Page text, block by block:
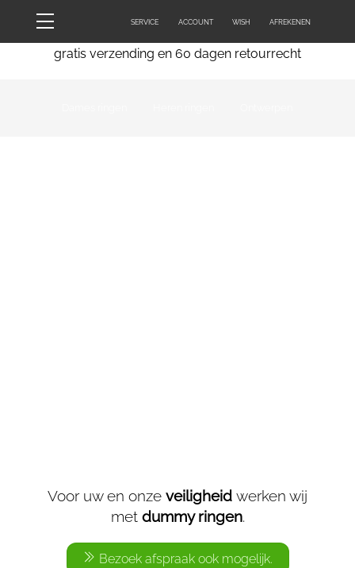
Menu SERVICE ACCOUNT WISH AFREKENEN
gratis verzending en 60 dagen retourrecht
Voor uw en onze veiligheid werken wij
met dummy ringen.
Bezoek afspraak ook mogelijk.